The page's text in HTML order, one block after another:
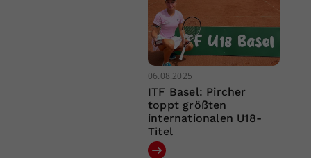
06.08.2025
ITF Basel: Pircher
toppt größten
internationalen U18-
Titel